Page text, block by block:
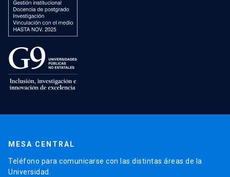
MESA CENTRAL
Teléfono para comunicarse con las distintas áreas de la
Universidad.